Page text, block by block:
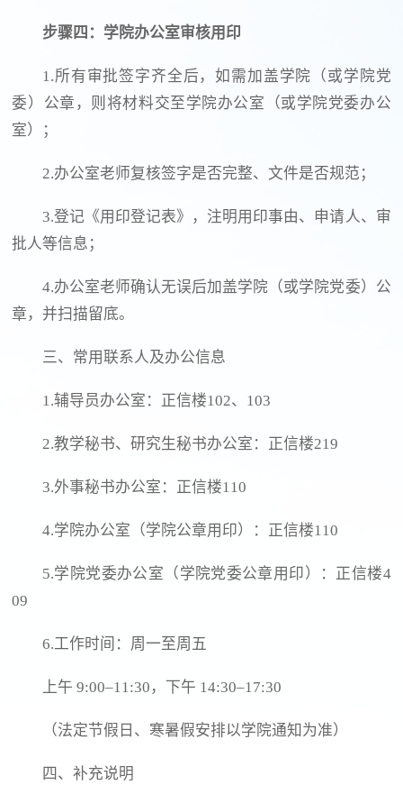
步骤四：学院办公室审核用印
1.所有审批签字齐全后，如需加盖学院（或学院党
委）公章，则将材料交至学院办公室（或学院党委办公
室）；
2.办公室老师复核签字是否完整、文件是否规范；
3.登记《用印登记表》，注明用印事由、申请人、审
批人等信息；
4.办公室老师确认无误后加盖学院（或学院党委）公
章，并扫描留底。
三、常用联系人及办公信息
1.辅导员办公室：正信楼102、103
2.教学秘书、研究生秘书办公室：正信楼219
3.外事秘书办公室：正信楼110
4.学院办公室（学院公章用印）：正信楼110
5.学院党委办公室（学院党委公章用印）：正信楼4
09
6.工作时间：周一至周五
上午 9:00–11:30，下午 14:30–17:30
（法定节假日、寒暑假安排以学院通知为准）
四、补充说明